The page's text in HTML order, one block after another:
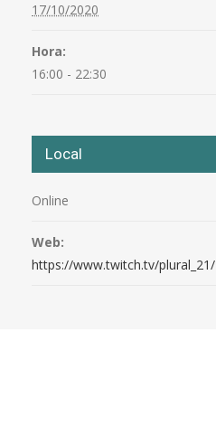
17/10/2020
Hora:
16:00 - 22:30
Local
Online
Web:
https://www.twitch.tv/plural_21/